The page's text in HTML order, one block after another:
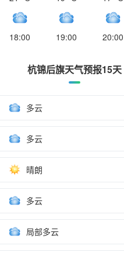
18:00 19:00 20:00
杭锦后旗天气预报15天
多云
多云
晴朗
多云
局部多云